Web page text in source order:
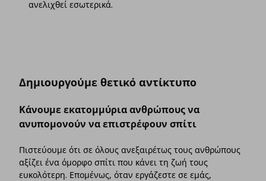
ανελιχθεί εσωτερικά.
Δημιουργούμε θετικό αντίκτυπο
Κάνουμε εκατομμύρια ανθρώπους να
ανυπομονούν να επιστρέφουν σπίτι
Πιστεύουμε ότι σε όλους ανεξαιρέτως τους ανθρώπους
αξίζει ένα όμορφο σπίτι που κάνει τη ζωή τους
ευκολότερη. Επομένως, όταν εργάζεστε σε εμάς,